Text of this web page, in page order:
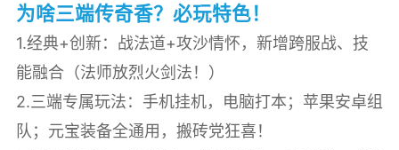
为啥三端传奇香？必玩特色！
1.经典+创新：战法道+攻沙情怀，新增跨服战、技
能融合（法师放烈火剑法！）
2.三端专属玩法：手机挂机，电脑打本；苹果安卓组
队；元宝装备全通用，搬砖党狂喜！